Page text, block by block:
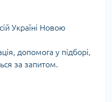
Україні Новою
допомога у підборі,
за запитом.